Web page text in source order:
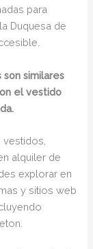
para
Duquesa de
similares
el vestido
alquiler de
explorar en
y sitios web